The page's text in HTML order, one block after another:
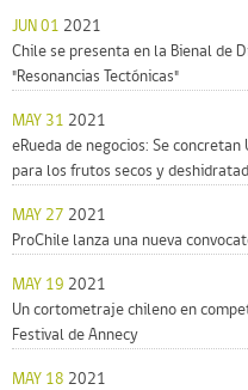
JUN 01 2021
Chile se presenta en la Bienal de
"Resonancias Tectónicas"
MAY 31 2021
eRueda de negocios: Se
para los frutos secos y
MAY 27 2021
ProChile lanza una nueva
MAY 19 2021
Un cortometraje chileno en
Festival de Annecy
MAY 18 2021